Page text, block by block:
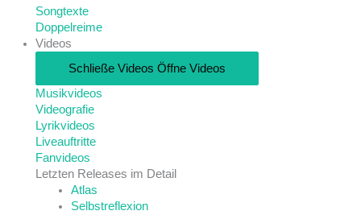
Songtexte
Doppelreime
Videos
Schließe Videos Öffne Videos
Musikvideos
Videografie
Lyrikvideos
Liveauftritte
Fanvideos
Letzten Releases im Detail
Atlas
Selbstreflexion